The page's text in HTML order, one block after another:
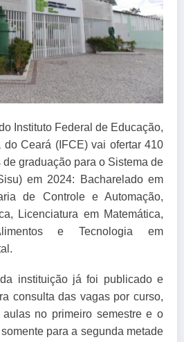
Instituto Federal de Educação,
Ceará (IFCE) vai ofertar 410
graduação para o Sistema de
em 2024: Bacharelado em
de Controle e Automação,
Licenciatura em Matemática,
e Tecnologia em
instituição já foi publicado e
consulta das vagas por curso,
no primeiro semestre e o
para a segunda metade